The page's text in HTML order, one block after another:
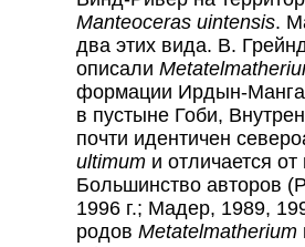
Manteoceras uintensis.
два этих вида. В.
описали
формации Ирдын-Манга
в пустыне Гоби,
почти идентичен
ultimum и отличается
Большинство авторов
1996 г.; Мадер, 1989,
родов Metatelmatherium